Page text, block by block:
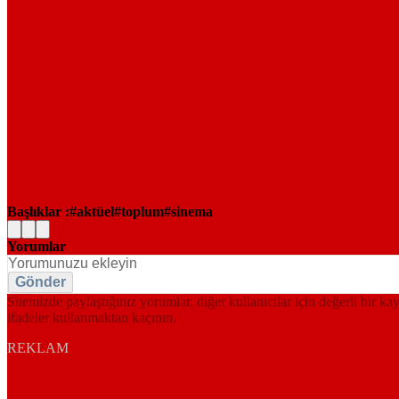
Başlıklar : aktüel toplum sinema
Yorumlar
Gönder
Sitemizde paylaştığınız yorumlar, diğer kullanıcılar için değerli bir
ifadeler kullanmaktan kaçının.
REKLAM